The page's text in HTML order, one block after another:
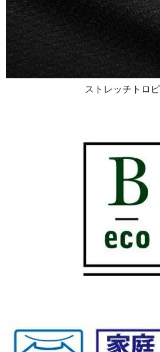
ストレッチトロ